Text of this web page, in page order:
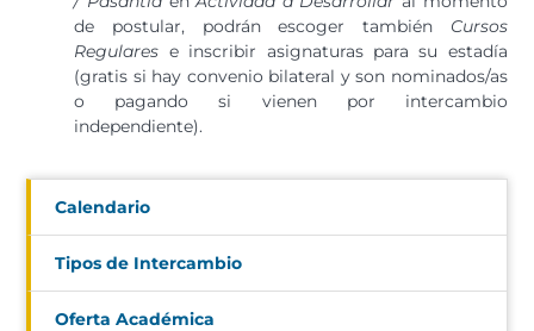
de postular, podrán escoger también Cursos
Regulares e inscribir asignaturas para su estadía
(gratis si hay convenio bilateral y son nominados/as
o pagando si vienen por intercambio
independiente).
Calendario
Tipos de Intercambio
Oferta Académica